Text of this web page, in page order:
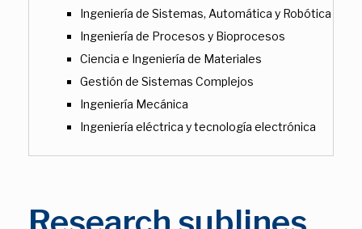
Ingeniería de Sistemas, Automática y Robótica
Ingeniería de Procesos y Bioprocesos
Ciencia e Ingeniería de Materiales
Gestión de Sistemas Complejos
Ingeniería Mecánica
Ingeniería eléctrica y tecnología electrónica